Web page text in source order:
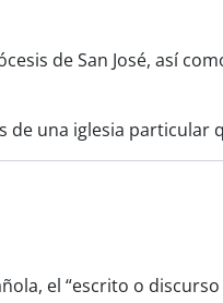
de San José, así
de una iglesia particular
el “escrito o